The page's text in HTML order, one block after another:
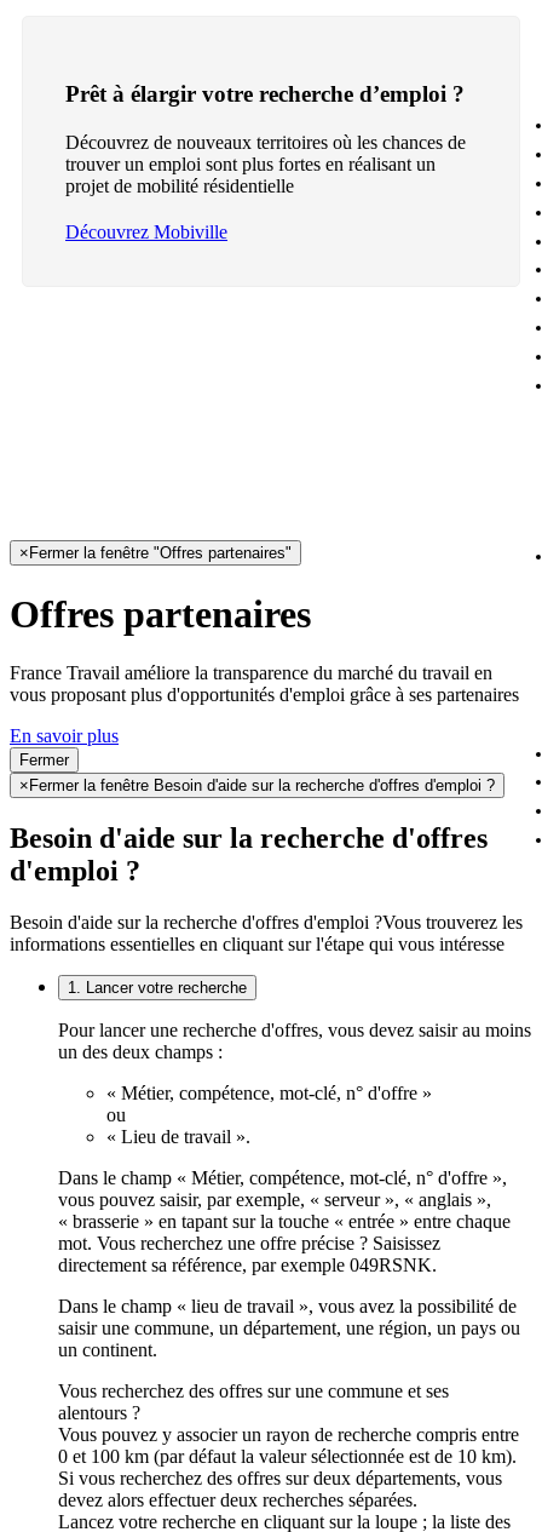
Prêt à élargir votre recherche d’emploi ?
Découvrez de nouveaux territoires où les chances de
trouver un emploi sont plus fortes en réalisant un
projet de mobilité résidentielle
Découvrez Mobiville
× Fermer la fenêtre "Offres partenaires"
Offres partenaires
France Travail améliore la transparence du marché du travail en
vous proposant plus d'opportunités d'emploi grâce à ses partenaires
En savoir plus
Fermer
× Fermer la fenêtre Besoin d'aide sur la recherche d'offres d'emploi ?
Besoin d'aide sur la recherche d'offres
d'emploi ?
Besoin d'aide sur la recherche d'offres d'emploi ?Vous trouverez les
informations essentielles en cliquant sur l'étape qui vous intéresse
1. Lancer votre recherche
Pour lancer une recherche d'offres, vous devez saisir au moins
un des deux champs :
« Métier, compétence, mot-clé, n° d'offre »
ou
« Lieu de travail ».
Dans le champ « Métier, compétence, mot-clé, n° d'offre »,
vous pouvez saisir, par exemple, « serveur », « anglais »,
« brasserie » en tapant sur la touche « entrée » entre chaque
mot. Vous recherchez une offre précise ? Saisissez
directement sa référence, par exemple 049RSNK.
Dans le champ « lieu de travail », vous avez la possibilité de
saisir une commune, un département, une région, un pays ou
un continent.
Vous recherchez des offres sur une commune et ses
alentours ?
Vous pouvez y associer un rayon de recherche compris entre
0 et 100 km (par défaut la valeur sélectionnée est de 10 km).
Si vous recherchez des offres sur deux départements, vous
devez alors effectuer deux recherches séparées.
Lancez votre recherche en cliquant sur la loupe ; la liste des